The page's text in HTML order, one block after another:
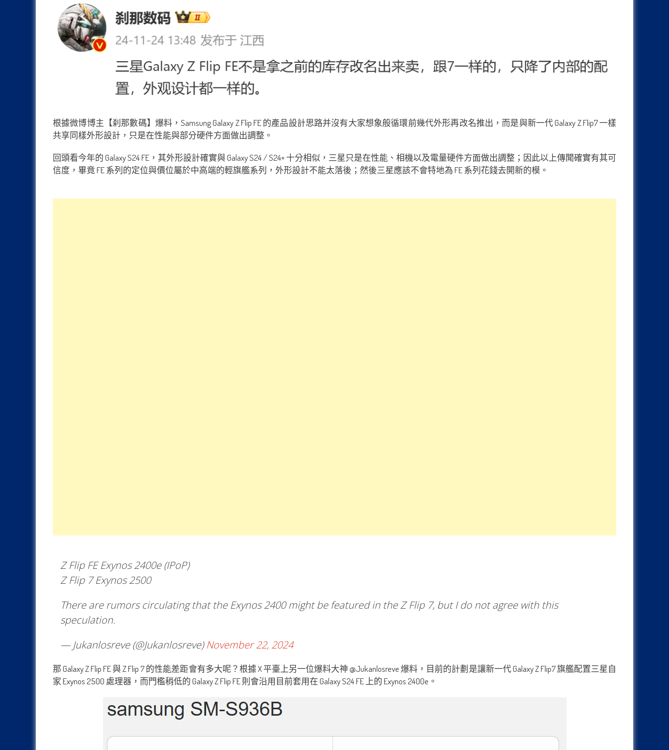
根據微博博主【刹那數碼】爆料，Samsung Galaxy Z Flip FE 的產品設計思路并沒有大家想象般循環前幾代外形再改名推出，而是與新一代 Galaxy Z Flip7 一樣
共享同樣外形設計，只是在性能與部分硬件方面做出調整。
回頭看今年的 Galaxy S24 FE，其外形設計確實與 Galaxy S24 / S24+ 十分相似，三星只是在性能、相機以及電量硬件方面做出調整；因此以上傳聞確實有其可
信度，畢竟 FE 系列的定位與價位屬於中高端的輕旗艦系列，外形設計不能太落後；然後三星應該不會特地為 FE 系列花錢去開新的模。
Z Flip FE Exynos 2400e (IPoP)
Z Flip 7 Exynos 2500
There are rumors circulating that the Exynos 2400 might be featured in the Z Flip 7, but I do not agree with this
speculation.
— Jukanlosreve (@Jukanlosreve)November 22, 2024
那 Galaxy Z Flip FE 與 Z Flip 7 的性能差距會有多大呢？根據 X 平臺上另一位爆料大神 @Jukanlosreve 爆料，目前的計劃是讓新一代 Galaxy Z Flip7 旗艦配置三星自
家 Exynos 2500 處理器，而門檻稍低的 Galaxy Z Flip FE 則會沿用目前套用在 Galaxy S24 FE 上的 Exynos 2400e。